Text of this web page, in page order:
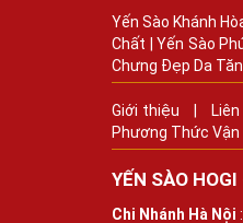
Yến Sào Khánh
Chất |Yến Sào
Chưng Đẹp Da
Giới thiệu
Phương Thức Vận
YẾN SÀO HOGI
Chi Nhánh Hà Nội